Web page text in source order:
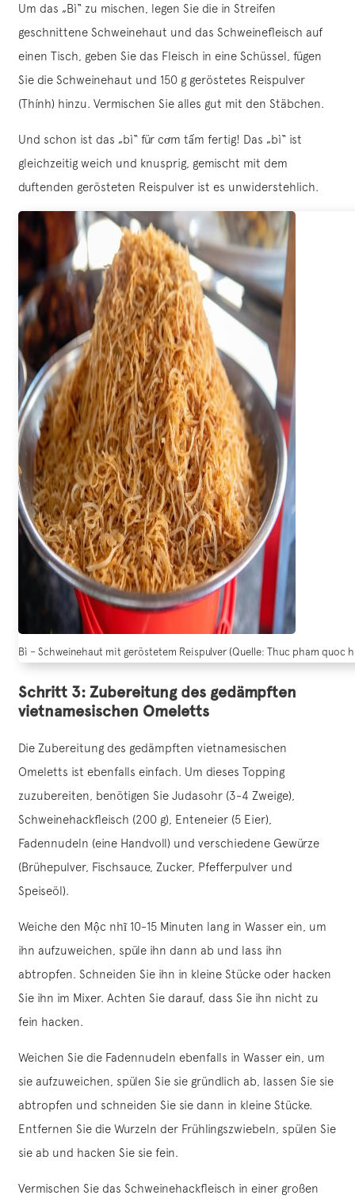
Um das „Bì“ zu mischen, legen Sie die in Streifen
geschnittene Schweinehaut und das Schweinefleisch auf
einen Tisch, geben Sie das Fleisch in eine Schüssel, fügen
Sie die Schweinehaut und 150 g geröstetes Reispulver
(Thính) hinzu. Vermischen Sie alles gut mit den Stäbchen.
Und schon ist das „bì“ für cơm tấm fertig! Das „bì“ ist
gleichzeitig weich und knusprig, gemischt mit dem
duftenden gerösteten Reispulver ist es unwiderstehlich.
Bì – Schweinehaut mit geröstetem Reispulver (Quelle: Thuc pham quoc
Schritt 3: Zubereitung des gedämpften
vietnamesischen Omeletts
Die Zubereitung des gedämpften vietnamesischen
Omeletts ist ebenfalls einfach. Um dieses Topping
zuzubereiten, benötigen Sie Judasohr (3-4 Zweige),
Schweinehackfleisch (200 g), Enteneier (5 Eier),
Fadennudeln (eine Handvoll) und verschiedene Gewürze
(Brühepulver, Fischsauce, Zucker, Pfefferpulver und
Speiseöl).
Weiche den Mộc nhĩ 10-15 Minuten lang in Wasser ein, um
ihn aufzuweichen, spüle ihn dann ab und lass ihn
abtropfen. Schneiden Sie ihn in kleine Stücke oder hacken
Sie ihn im Mixer. Achten Sie darauf, dass Sie ihn nicht zu
fein hacken.
Weichen Sie die Fadennudeln ebenfalls in Wasser ein, um
sie aufzuweichen, spülen Sie sie gründlich ab, lassen Sie sie
abtropfen und schneiden Sie sie dann in kleine Stücke.
Entfernen Sie die Wurzeln der Frühlingszwiebeln, spülen Sie
sie ab und hacken Sie sie fein.
Vermischen Sie das Schweinehackfleisch in einer großen